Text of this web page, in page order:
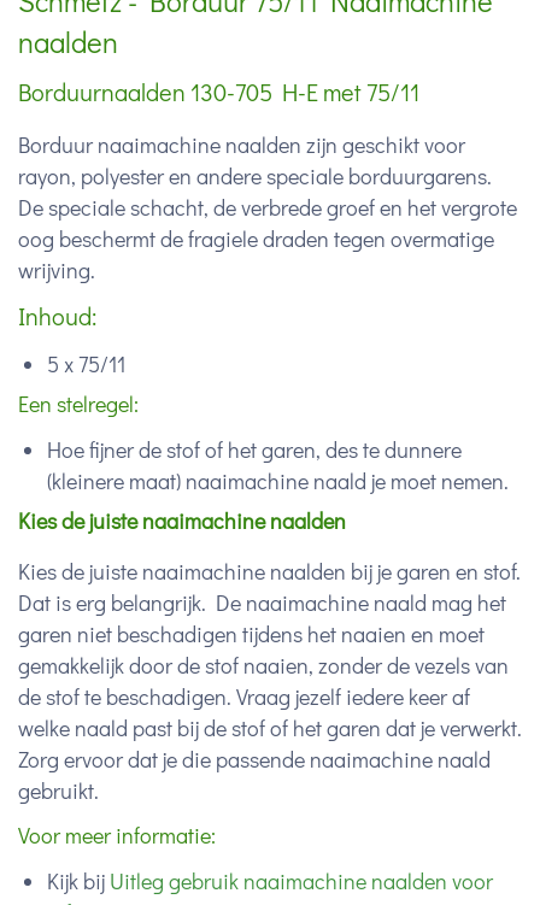
naalden
Borduurnaalden 130-705 H-E met 75/11
Borduur naaimachine naalden zijn geschikt voor
rayon, polyester en andere speciale borduurgarens.
De speciale schacht, de verbrede groef en het vergrote
oog beschermt de fragiele draden tegen overmatige
wrijving.
Inhoud:
5 x 75/11
Een stelregel:
Hoe fijner de stof of het garen, des te dunnere
(kleinere maat) naaimachine naald je moet nemen.
Kies de juiste naaimachine naalden
Kies de juiste naaimachine naalden bij je garen en stof.
Dat is erg belangrijk. De naaimachine naald mag het
garen niet beschadigen tijdens het naaien en moet
gemakkelijk door de stof naaien, zonder de vezels van
de stof te beschadigen. Vraag jezelf iedere keer af
welke naald past bij de stof of het garen dat je verwerkt.
Zorg ervoor dat je die passende naaimachine naald
gebruikt.
Voor meer informatie:
Kijk bij Uitleg gebruik naaimachine naalden voor